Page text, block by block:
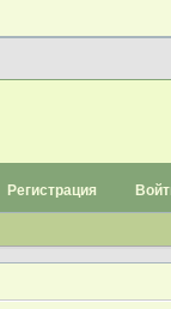
Регистрация